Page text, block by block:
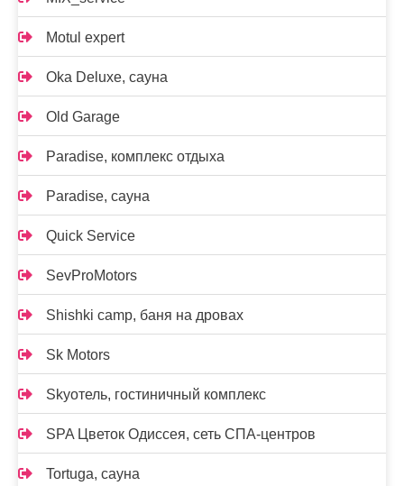
Motul expert
Oka Deluxe, сауна
Old Garage
Paradise, комплекс отдыха
Paradise, сауна
Quick Service
SevProMotors
Shishki camp, баня на дровах
Sk Motors
Skyотель, гостиничный комплекс
SPA Цветок Одиссея, сеть СПА-центров
Tortuga, сауна